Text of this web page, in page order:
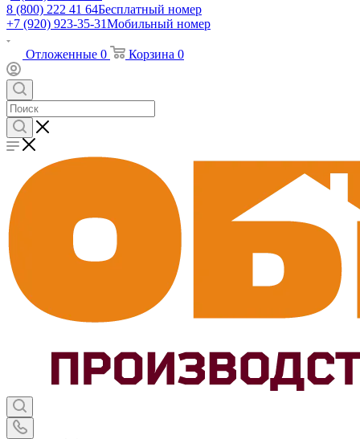
8 (800) 222 41 64Бесплатный номер
+7 (920) 923-35-31Мобильный номер
Отложенные 0 Корзина 0